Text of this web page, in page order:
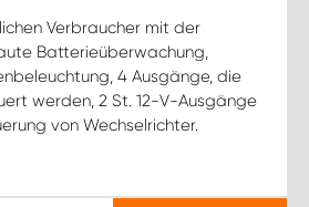
Verbraucher mit der
Batterieüberwachung,
4 Ausgänge, die
werden, 2 St. 12-V-Ausgänge
von Wechselrichter.